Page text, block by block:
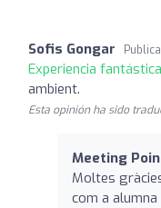
Sofis Gongar
Experiencia
ambient.
Esta opinión ha sido
Meeting
Moltes
com a